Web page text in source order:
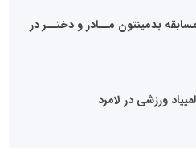
بدمینتون‌ مــادر و دختــر در
ورزشی در لامرد